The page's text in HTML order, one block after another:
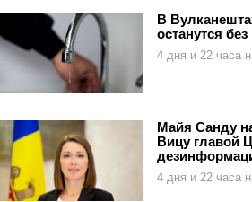
В
останутся
4 дня и 22 часа
Майя Санду
Вицу главой
4 дня и 22 часа